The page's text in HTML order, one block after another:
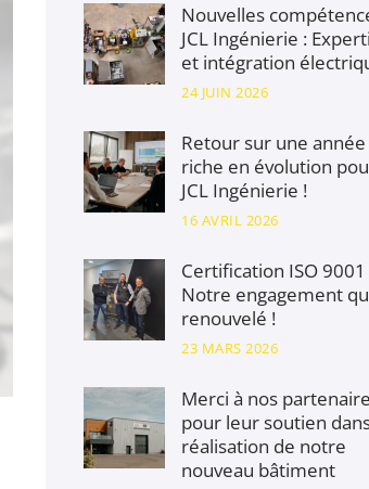
Nouvelles
JCL Ingénierie :
et intégration
24 JUIN 2026
Retour sur une année
riche en évolution
JCL Ingénierie !
16 AVRIL 2026
Certification ISO 9001
Notre engagement
renouvelé !
23 MARS 2026
Merci à nos
pour leur soutien
réalisation de notre
nouveau bâtiment